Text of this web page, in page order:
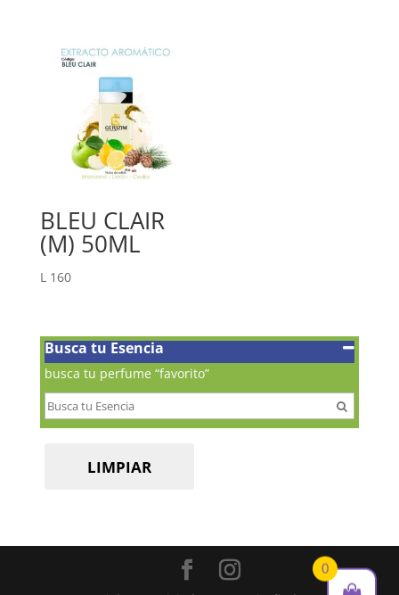
BLEU CLAIR
(M) 50ML
L160
Busca tu Esencia
busca tu perfume “favorito”
LIMPIAR
0